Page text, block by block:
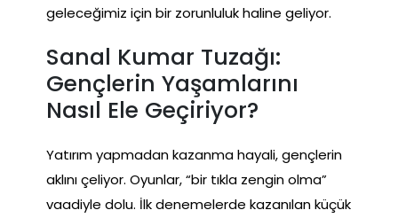
geleceğimiz için bir zorunluluk haline geliyor.
Sanal Kumar Tuzağı:
Gençlerin Yaşamlarını
Nasıl Ele Geçiriyor?
Yatırım yapmadan kazanma hayali, gençlerin
aklını çeliyor. Oyunlar, “bir tıkla zengin olma”
vaadiyle dolu. İlk denemelerde kazanılan küçük